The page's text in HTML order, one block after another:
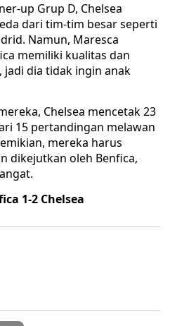
up Grup D, Chelsea
dari tim-tim besar seperti
Namun, Maresca
memiliki kualitas dan
jadi dia tidak ingin anak
Chelsea mencetak 23
15 pertandingan melawan
mereka harus
dikejutkan oleh Benfica,
1-2 Chelsea